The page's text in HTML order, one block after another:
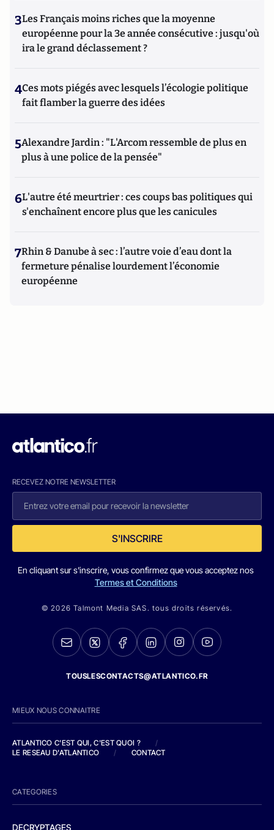
3Les Français moins riches que la moyenne
européenne pour la 3e année consécutive : jusqu'où
ira le grand déclassement ?
4Ces mots piégés avec lesquels l’écologie politique
fait flamber la guerre des idées
5Alexandre Jardin : "L'Arcom ressemble de plus en
plus à une police de la pensée"
6L'autre été meurtrier : ces coups bas politiques qui
s'enchaînent encore plus que les canicules
7Rhin & Danube à sec : l’autre voie d’eau dont la
fermeture pénalise lourdement l’économie
européenne
RECEVEZ NOTRE NEWSLETTER
S'INSCRIRE
En cliquant sur s'inscrire, vous confirmez que vous acceptez nos
Termes et Conditions
© 2026 Talmont Media SAS. tous droits réservés.
TOUSLESCONTACTS@ATLANTICO.FR
MIEUX NOUS CONNAITRE
ATLANTICO C'EST QUI, C'EST QUOI ?
/
LE RESEAU D'ATLANTICO
/ CONTACT
CATEGORIES
DECRYPTAGES